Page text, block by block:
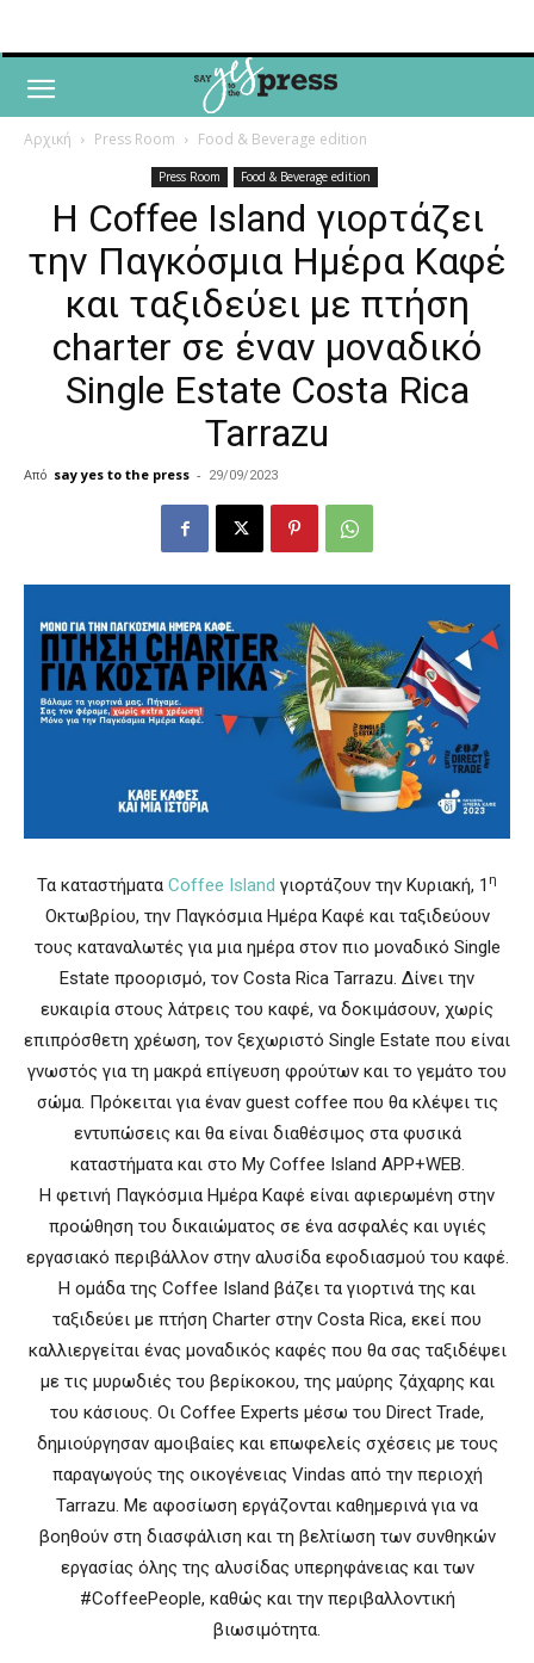
Αρχική Press Room Food & Beverage edition
Press Room Food & Beverage edition
Η Coffee Island γιορτάζει
την Παγκόσμια Ημέρα Καφέ
και ταξιδεύει με πτήση
charter σε έναν μοναδικό
Single Estate Costa Rica
Tarrazu
Από say yes to the press - 29/09/2023
Τα καταστήματα Coffee Island γιορτάζουν την Κυριακή, 1 η
Οκτωβρίου, την Παγκόσμια Ημέρα Καφέ και ταξιδεύουν
τους καταναλωτές για μια ημέρα στον πιο μοναδικό Single
Estate προορισμό, τoν Costa Rica Tarrazu. Δίνει την
ευκαιρία στους λάτρεις του καφέ, να δοκιμάσουν, χωρίς
επιπρόσθετη χρέωση, τον ξεχωριστό Single Estate που είναι
γνωστός για τη μακρά επίγευση φρούτων και το γεμάτο του
σώμα. Πρόκειται για έναν guest coffee που θα κλέψει τις
εντυπώσεις και θα είναι διαθέσιμος στα φυσικά
καταστήματα και στο My Coffee Island APP+WEB.
H φετινή Παγκόσμια Ημέρα Καφέ είναι αφιερωμένη στην
προώθηση του δικαιώματος σε ένα ασφαλές και υγιές
εργασιακό περιβάλλον στην αλυσίδα εφοδιασμού του καφέ.
Η ομάδα της Coffee Island βάζει τα γιορτινά της και
ταξιδεύει με πτήση Charter στην Costa Rica, εκεί που
καλλιεργείται ένας μοναδικός καφές που θα σας ταξιδέψει
με τις μυρωδιές του βερίκοκου, της μαύρης ζάχαρης και
του κάσιους. Οι Coffee Experts μέσω του Direct Trade,
δημιούργησαν αμοιβαίες και επωφελείς σχέσεις με τους
παραγωγούς της οικογένειας Vindas από την περιοχή
Tarrazu. Με αφοσίωση εργάζονται καθημερινά για να
βοηθούν στη διασφάλιση και τη βελτίωση των συνθηκών
εργασίας όλης της αλυσίδας υπερηφάνειας και των
#CoffeePeople, καθώς και την περιβαλλοντική
βιωσιμότητα.